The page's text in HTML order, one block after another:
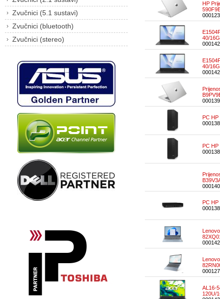
Zvučnici (5.1 sustavi)
Zvučnici (bluetooth)
Zvučnici (stereo)
HP
40/
40/
PC HP
PC HP
PC HP
AL16-
120U/